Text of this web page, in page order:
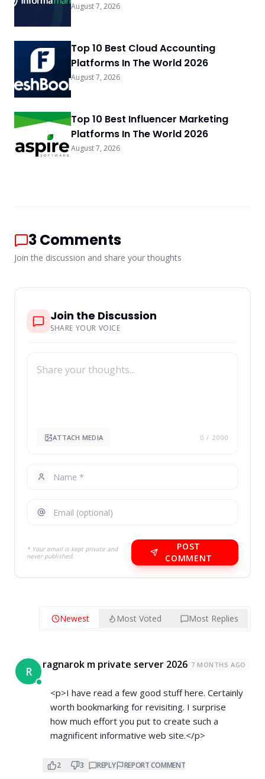
August 7, 2026
Top 10 Best Cloud Accounting
Platforms In The World 2026
August 7, 2026
Top 10 Best Influencer Marketing
Platforms In The World 2026
August 7, 2026
3Comments
Join the discussion and share your thoughts
Join the Discussion
SHARE YOUR VOICE
ATTACH MEDIA 0 / 2000
* Your email is kept private and
never published.
POST
COMMENT
Newest Most Voted Most Replies
R ragnarok m private server 2026 7 MONTHS AGO
<p>I have read a few good stuff here. Certainly
worth bookmarking for revisiting. I surprise
how much effort you put to create such a
magnificent informative web site.</p>
2 3 REPLY REPORT COMMENT